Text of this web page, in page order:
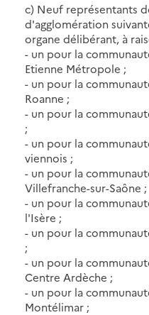
c) Neuf représentants
d'agglomération
organe délibérant, à
- un pour la
Etienne Métropole ;
- un pour la
Roanne ;
- un pour la
;
- un pour la
viennois ;
- un pour la
Villefranche-sur-Saône ;
- un pour la
l'Isère ;
- un pour la
;
- un pour la
Centre Ardèche ;
- un pour la
Montélimar ;